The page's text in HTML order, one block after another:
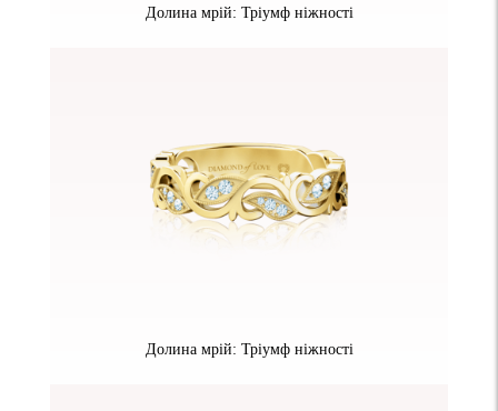
Долина мрій: Тріумф ніжності
Долина мрій: Тріумф ніжності